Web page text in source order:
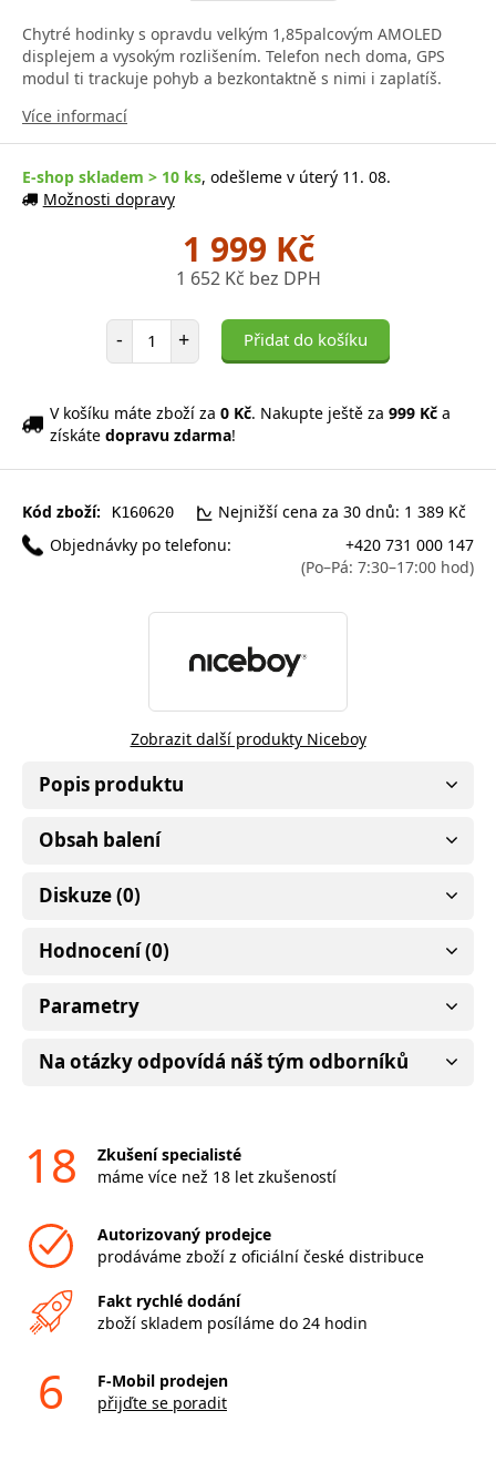
Chytré hodinky s opravdu velkým 1,85palcovým AMOLED
displejem a vysokým rozlišením. Telefon nech doma, GPS
modul ti trackuje pohyb a bezkontaktně s nimi i zaplatíš.
Více informací
E-shop skladem > 10 ks, odešleme v úterý 11. 08.
Možnosti dopravy
1 999 Kč
1 652 Kč bez DPH
- Počet položek
+ Přidat do košíku
V košíku máte zboží za 0 Kč. Nakupte ještě za 999 Kč a
získáte dopravu zdarma!
Kód zboží: K160620
Nejnižší cena za 30 dnů: 1 389 Kč
Objednávky po telefonu:
+420 731 000 147
(Po–Pá: 7:30–17:00 hod)
Zobrazit další produkty Niceboy
Popis produktu
Obsah balení
Diskuze (0)
Hodnocení (0)
Parametry
Na otázky odpovídá náš tým odborníků
18
Zkušení specialisté
máme více než 18 let zkušeností
Autorizovaný prodejce
prodáváme zboží z oficiální české distribuce
Fakt rychlé dodání
zboží skladem posíláme do 24 hodin
6
F-Mobil prodejen
přijďte se poradit